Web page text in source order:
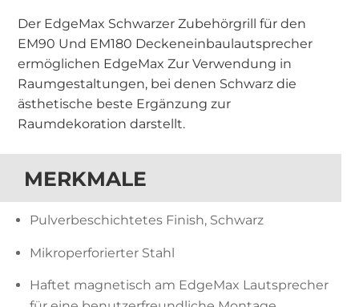
Der EdgeMax Schwarzer Zubehörgrill für den
EM90 Und EM180 Deckeneinbaulautsprecher
ermöglichen EdgeMax Zur Verwendung in
Raumgestaltungen, bei denen Schwarz die
ästhetische beste Ergänzung zur
Raumdekoration darstellt.
MERKMALE
Pulverbeschichtetes Finish, Schwarz
Mikroperforierter Stahl
Haftet magnetisch am EdgeMax Lautsprecher